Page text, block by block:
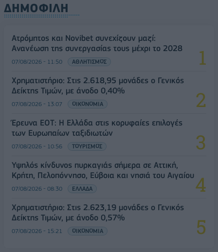
ΔΗΜΟΦΙΛΗ
Ατρόμητος και Novibet συνεχίζουν μαζί:
Ανανέωση της συνεργασίας τους μέχρι το 2028
07/08/2026 - 11:50 ΑΘΛΗΤΙΣΜΟΣ
Χρηματιστήριο: Στις 2.618,95 μονάδες ο Γενικός
Δείκτης Τιμών, με άνοδο 0,40%
07/08/2026 - 13:07 ΟΙΚΟΝΟΜΙΑ
Έρευνα ΕΟΤ: Η Ελλάδα στις κορυφαίες επιλογές
των Ευρωπαίων ταξιδιωτών
07/08/2026 - 10:56 ΤΟΥΡΙΣΜΟΣ
Υψηλός κίνδυνος πυρκαγιάς σήμερα σε Αττική,
Κρήτη, Πελοπόννησο, Εύβοια και νησιά του Αιγαίου
07/08/2026 - 08:30 ΕΛΛΑΔΑ
Χρηματιστήριο: Στις 2.623,19 μονάδες ο Γενικός
Δείκτης Τιμών, με άνοδο 0,57%
07/08/2026 - 15:21 ΟΙΚΟΝΟΜΙΑ